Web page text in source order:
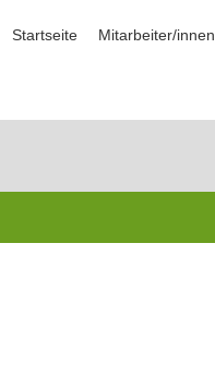
Startseite Mitarbeiter/innen